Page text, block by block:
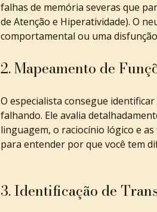
falhas de memória severas que
de Atenção e Hiperatividade). O
comportamental ou uma
2. Mapeamento de
O especialista consegue
falhando. Ele avalia
linguagem, o raciocínio lógico e as
para entender por que você tem
3. Identificação de